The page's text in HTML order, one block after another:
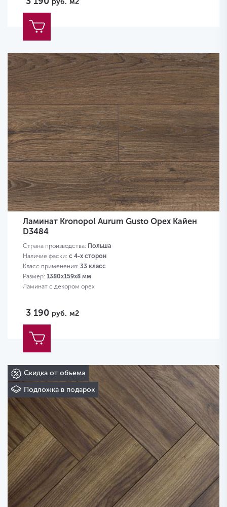
Ламинат Kronopol Aurum Gusto Орех Кайен
D3484
Страна производства: Польша
Наличие фаски: с 4-х сторон
Класс применения: 33 класс
Размер: 1380х159х8 мм
Ламинат с декором орех
3 190 руб. м2
Скидка от объема
Подложка в подарок